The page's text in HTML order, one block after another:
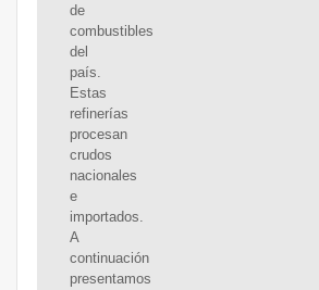
de
combustibles
del
país.
Estas
refinerías
procesan
crudos
nacionales
e
importados.
A
continuación
presentamos